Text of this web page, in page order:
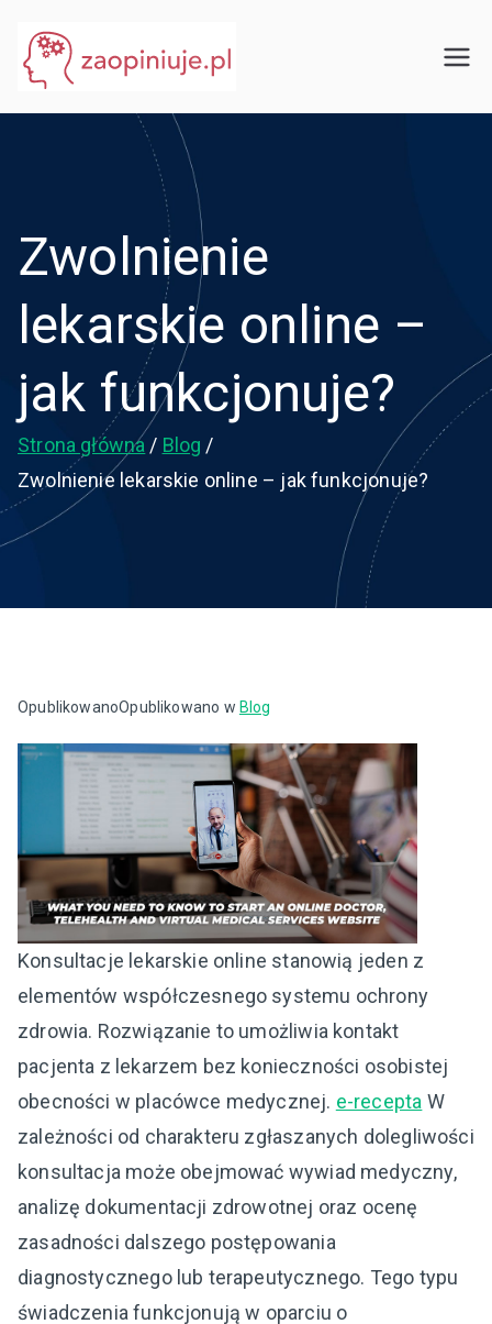
treści
Zwolnienie
lekarskie online –
jak funkcjonuje?
Strona główna
Blog
Zwolnienie lekarskie online – jak funkcjonuje?
OpublikowanoOpublikowano w Blog
Konsultacje lekarskie online stanowią jeden z
elementów współczesnego systemu ochrony
zdrowia. Rozwiązanie to umożliwia kontakt
pacjenta z lekarzem bez konieczności osobistej
obecności w placówce medycznej. e-recepta W
zależności od charakteru zgłaszanych dolegliwości
konsultacja może obejmować wywiad medyczny,
analizę dokumentacji zdrowotnej oraz ocenę
zasadności dalszego postępowania
diagnostycznego lub terapeutycznego. Tego typu
świadczenia funkcjonują w oparciu o